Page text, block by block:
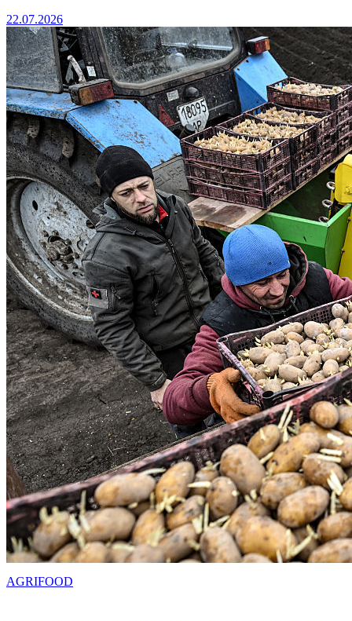
22.07.2026
AGRIFOOD